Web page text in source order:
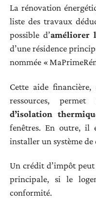
La rénovation
liste des travaux
possible d’améliorer
d’une résidence
nommée «
Cette aide financière,
ressources,
d’isolation
fenêtres. En outre, il
installer un système
Un crédit d’impôt
principale, si le
conformité.